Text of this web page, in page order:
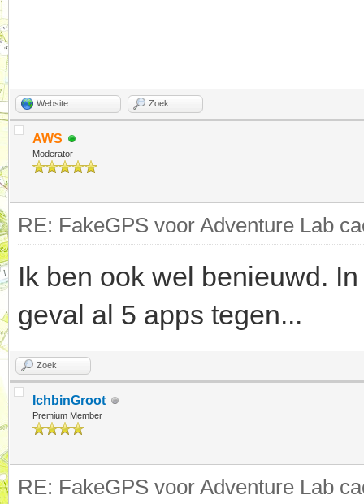
Website Zoek
AWS
Moderator
RE: FakeGPS voor Adventure Lab
Ik ben ook wel benieuwd.
geval al 5 apps tegen...
Zoek
IchbinGroot
Premium Member
RE: FakeGPS voor Adventure Lab